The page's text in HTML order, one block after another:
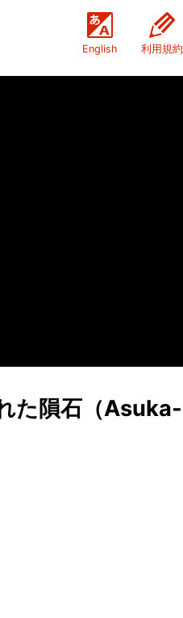
English 利用規約
た隕石（Asuka-